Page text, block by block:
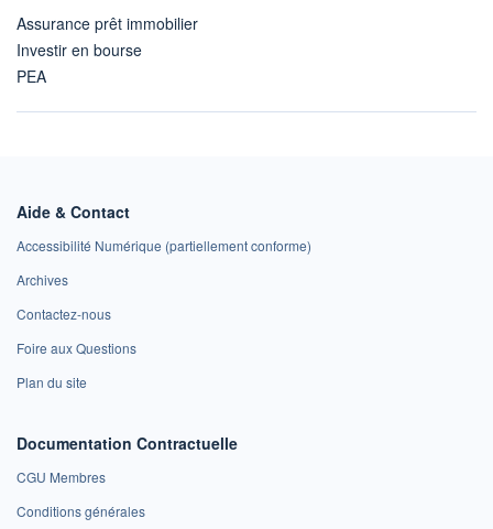
Assurance prêt immobilier
Investir en bourse
PEA
Aide & Contact
Accessibilité Numérique (partiellement conforme)
Archives
Contactez-nous
Foire aux Questions
Plan du site
Documentation Contractuelle
CGU Membres
Conditions générales